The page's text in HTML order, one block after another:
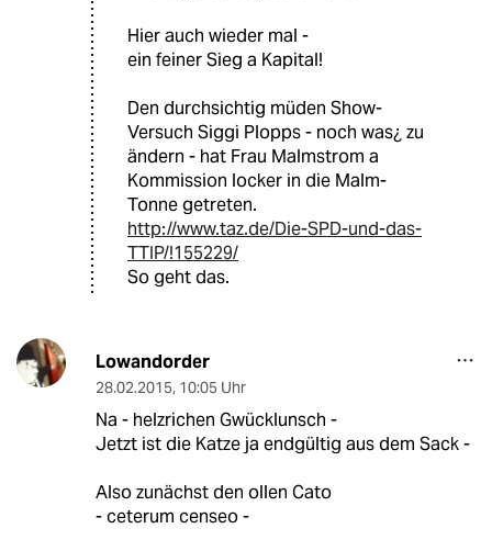
Hier auch wieder mal -
ein feiner Sieg a Kapital!
Den durchsichtig müden Show-
Versuch Siggi Plopps - noch was¿ zu
ändern - hat Frau Malmstrom a
Kommission locker in die Malm-
Tonne getreten.
http://www.taz.de/Die-SPD-und-das-
TTIP/!155229/
So geht das.
Lowandorder
28.02.2015, 10:05 Uhr
Na - helzrichen Gwücklunsch -
Jetzt ist die Katze ja endgültig aus dem Sack -
Also zunächst den ollen Cato
- ceterum censeo -